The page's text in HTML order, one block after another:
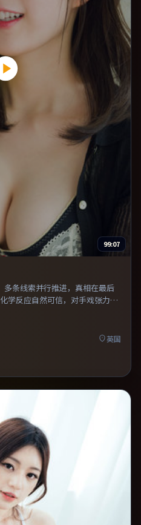
99:07
多条线索并行推进，真相在最后
学反应自然可信，对手戏张力贯
母题的影迷。
英国